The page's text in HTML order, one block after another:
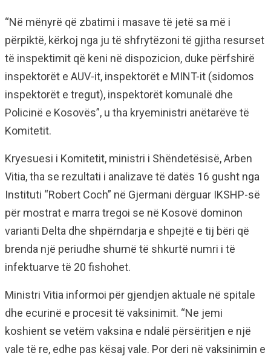
“Në mënyrë që zbatimi i masave të jetë sa më i
përpiktë, kërkoj nga ju të shfrytëzoni të gjitha resurset
të inspektimit që keni në dispozicion, duke përfshirë
inspektorët e AUV-it, inspektorët e MINT-it (sidomos
inspektorët e tregut), inspektorët komunalë dhe
Policinë e Kosovës”, u tha kryeministri anëtarëve të
Komitetit.
Kryesuesi i Komitetit, ministri i Shëndetësisë, Arben
Vitia, tha se rezultati i analizave të datës 16 gusht nga
Instituti “Robert Coch” në Gjermani dërguar IKSHP-së
për mostrat e marra tregoi se në Kosovë dominon
varianti Delta dhe shpërndarja e shpejtë e tij bëri që
brenda një periudhe shumë të shkurtë numri i të
infektuarve të 20 fishohet.
Ministri Vitia informoi për gjendjen aktuale në spitale
dhe ecurinë e procesit të vaksinimit. “Ne jemi
koshient se vetëm vaksina e ndalë përsëritjen e një
vale të re, edhe pas kësaj vale. Por deri në vaksinimin e